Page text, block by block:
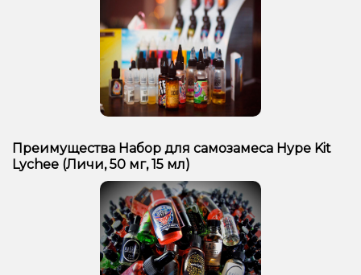
Преимущества Набор для самозамеса Hype Kit
Lychee (Личи, 50 мг, 15 мл)